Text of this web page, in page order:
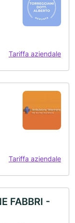
Tariffa aziendale
Tariffa aziendale
FABBRI -